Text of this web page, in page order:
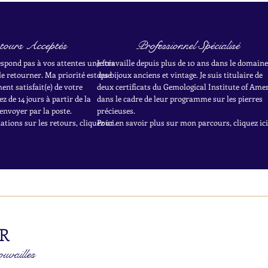
Acceptés
pas à vos attentes une fois
retourner. Ma priorité est que
satisfait(e) de votre
de 14 jours à partir de la
par la poste.
sur les retours, cliquez ici.
Professionnel Spécialisé
Je travaille depuis plus de 10 ans dans le domaine
des bijoux anciens et vintage. Je suis titulaire de
deux certificats du Gemological Institute of
dans le cadre de leur programme sur les pierres
précieuses.
Pour en savoir plus sur mon parcours, cliquez